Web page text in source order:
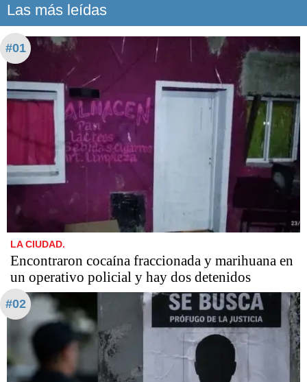
Las más leídas
#01
LA CIUDAD.
Encontraron cocaína fraccionada y marihuana en
un operativo policial y hay dos detenidos
#02